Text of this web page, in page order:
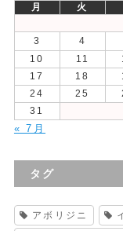
月
火
3
4
10
11
17
18
24
25
31
« 7月
タグ
アボリジニ